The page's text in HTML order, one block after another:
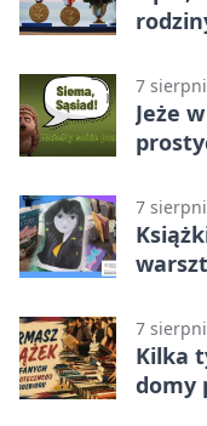
7
Jeże
7
7
Kilka
domy